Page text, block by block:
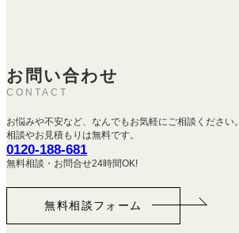
お問い合わせ
CONTACT
お悩みや不安など、なんでもお気軽にご相談ください。
相談やお見積もりは無料です。
0120-188-681
無料相談・お問合せ24時間OK!
無料相談フォーム